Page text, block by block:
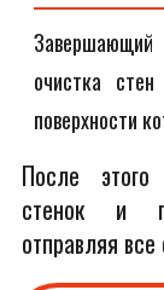
Завершающий
очистка
поверхности
После
стенок и
отправляя